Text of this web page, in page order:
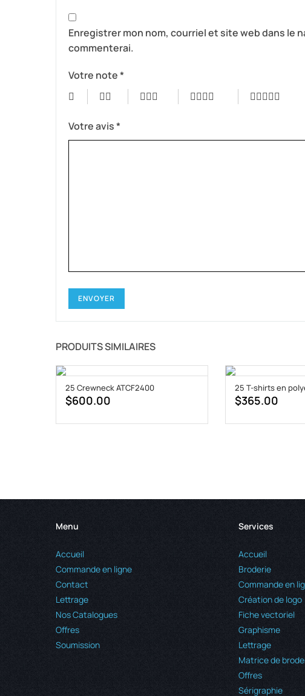
Enregistrer mon nom, courriel et site web dans le
commenterai.
Votre note*
Votre avis*
PRODUITS SIMILAIRES
25 Crewneck ATCF2400
$600.00
25 T-shirts en
$365.00
Menu
Accueil
Commande en ligne
Contact
Lettrage
Nos Catalogues
Offres
Soumission
Services
Accueil
Broderie
Commande en
Création de logo
Fiche vectoriel
Graphisme
Lettrage
Matrice de
Offres
Sérigraphie